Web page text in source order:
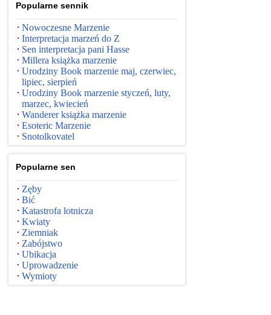
Popularne sennik
Nowoczesne Marzenie
Interpretacja marzeń do Z
Sen interpretacja pani Hasse
Millera książka marzenie
Urodziny Book marzenie maj, czerwiec,
lipiec, sierpień
Urodziny Book marzenie styczeń, luty,
marzec, kwiecień
Wanderer książka marzenie
Esoteric Marzenie
Snotolkovatel
Popularne sen
Zęby
Bić
Katastrofa lotnicza
Kwiaty
Ziemniak
Zabójstwo
Ubikacja
Uprowadzenie
Wymioty